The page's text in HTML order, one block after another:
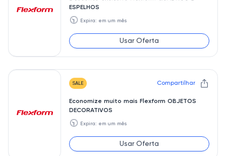
ESPELHOS
🕥 Expira: em um mês
Usar Oferta
SALE Compartilhar
Economize muito mais Flexform OBJETOS
DECORATIVOS
🕥 Expira: em um mês
Usar Oferta